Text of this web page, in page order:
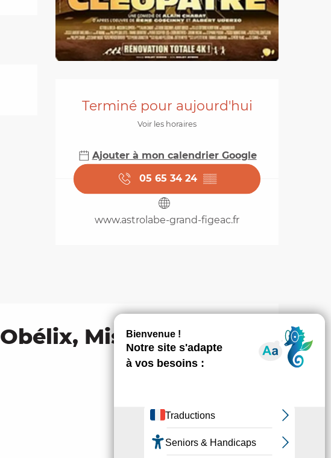
Ouverture et
Terminé pour aujourd'hui
Voir les horaires
Ajouter à mon calendrier Google
05 65 34 24 ▒▒
www.astrolabe-grand-figeac.fr
Mission